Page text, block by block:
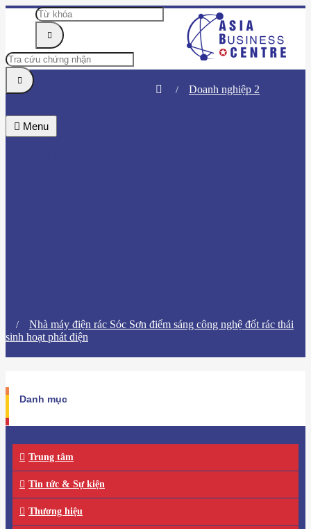
Menu
Doanh nghiệp 2
​Nhà máy điện rác Sóc Sơn điểm sáng công nghệ đốt rác thải
sinh hoạt phát điện
Danh mục
Trung tâm
Tin tức & Sự kiện
Thương hiệu